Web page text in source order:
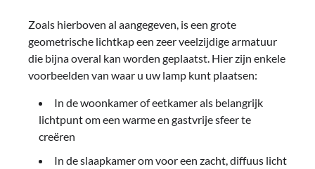
Zoals hierboven al aangegeven, is een grote
geometrische lichtkap een zeer veelzijdige armatuur
die bijna overal kan worden geplaatst. Hier zijn enkele
voorbeelden van waar u uw lamp kunt plaatsen:
In de woonkamer of eetkamer als belangrijk
lichtpunt om een warme en gastvrije sfeer te
creëren
In de slaapkamer om voor een zacht, diffuus licht